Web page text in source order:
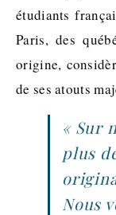
étudiants
Paris, des
origine,
de ses atouts
« Sur
plus
Nous